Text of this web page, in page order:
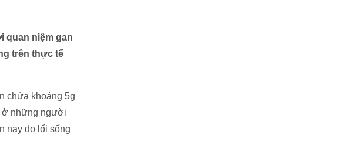
quan niệm gan
trên thực tế
chứa khoảng 5g
ở những người
nay do lối sống